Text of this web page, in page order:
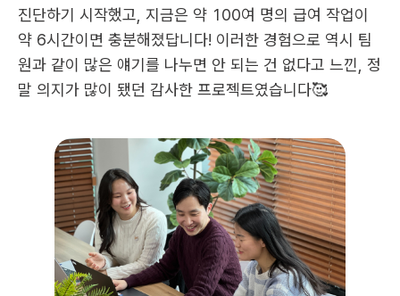
진단하기 시작했고, 지금은 약 100여 명의 급여 작업이
약 6시간이면 충분해졌답니다! 이러한 경험으로 역시 팀
원과 같이 많은 얘기를 나누면 안 되는 건 없다고 느낀, 정
말 의지가 많이 됐던 감사한 프로젝트였습니다🥰